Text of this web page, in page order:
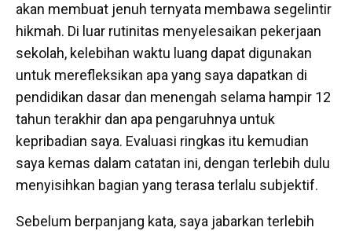
akan membuat jenuh ternyata membawa segelintir
hikmah. Di luar rutinitas menyelesaikan pekerjaan
sekolah, kelebihan waktu luang dapat digunakan
untuk merefleksikan apa yang saya dapatkan di
pendidikan dasar dan menengah selama hampir 12
tahun terakhir dan apa pengaruhnya untuk
kepribadian saya. Evaluasi ringkas itu kemudian
saya kemas dalam catatan ini, dengan terlebih dulu
menyisihkan bagian yang terasa terlalu subjektif.
Sebelum berpanjang kata, saya jabarkan terlebih